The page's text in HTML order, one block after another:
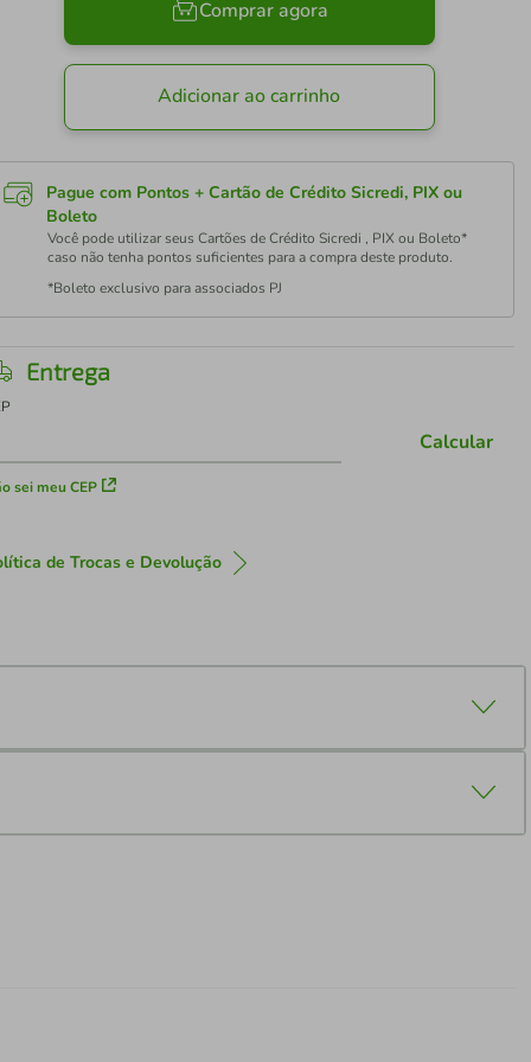
Comprar agora
Adicionar ao carrinho
Pague com Pontos + Cartão de Crédito Sicredi, PIX ou
Boleto
Você pode utilizar seus Cartões de Crédito Sicredi , PIX ou Boleto*
caso não tenha pontos suficientes para a compra deste produto.
*Boleto exclusivo para associados PJ
Entrega
sei meu CEP
Calcular
de Trocas e Devolução